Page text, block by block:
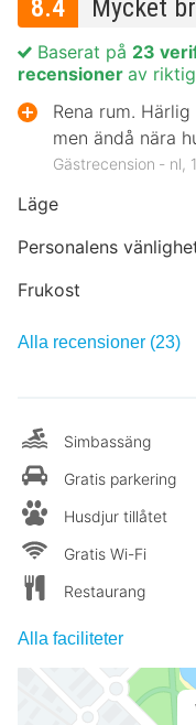
8.4 Mycket
Läge
Personalens
Frukost
Baserat på 23
recensioner av
Rena rum.
men ändå nära
Gästrecension ‐ nl,
Alla recensioner (23)
Simbassäng
Gratis parkering
Husdjur tillåtet
Gratis Wi-Fi
Restaurang
Alla faciliteter